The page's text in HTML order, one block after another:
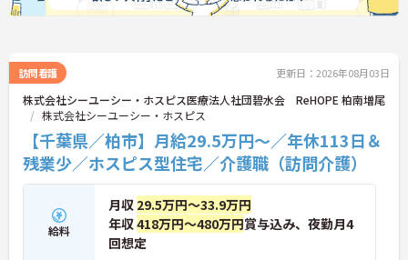
訪問看護 更新日：2026年08月03日
株式会社シーユーシー・ホスピス医療法人社団碧水会 ReHOPE 柏南増尾
株式会社シーユーシー・ホスピス
【千葉県／柏市】月給29.5万円～／年休113日＆
残業少／ホスピス型住宅／介護職（訪問介護）
給料
月収 29.5万円～33.9万円
年収418万円～480万円賞与込み、夜勤月4
回想定